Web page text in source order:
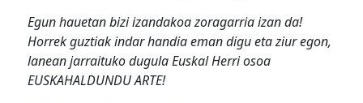
Egun hauetan bizi izandakoa zoragarria izan da!
Horrek guztiak indar handia eman digu eta ziur egon,
lanean jarraituko dugula Euskal Herri osoa
EUSKAHALDUNDU ARTE!